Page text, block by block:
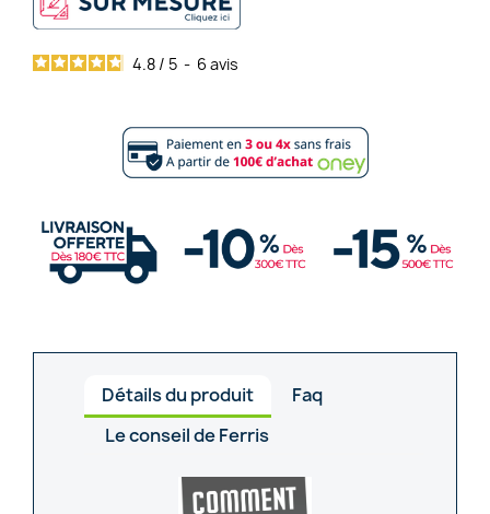
4.8 / 5 - 6 avis
Détails du produit
Faq
Le conseil de Ferris